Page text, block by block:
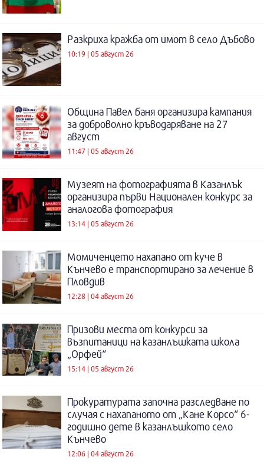
Разкриха кражба от имот в село Дъбово
10:19 | 05 август 26
Община Павел баня организира кампания
за доброволно кръводаряване на 27
август
11:47 | 05 август 26
Музеят на фотографията в Казанлък
организира първи Национален конкурс за
аналогова фотография
13:14 | 05 август 26
Момиченцето нахапано от куче в
Кънчево е транспортирано за лечение в
Пловдив
12:28 | 04 август 26
Призови места от конкурси за
възпитаници на казанлъшката школа
„Орфей“
15:14 | 05 август 26
Прокуратурата започна разследване по
случая с нахапаното от „Кане Корсо“ 6-
годишно дете в казанлъшкото село
Кънчево
12:06 | 04 август 26